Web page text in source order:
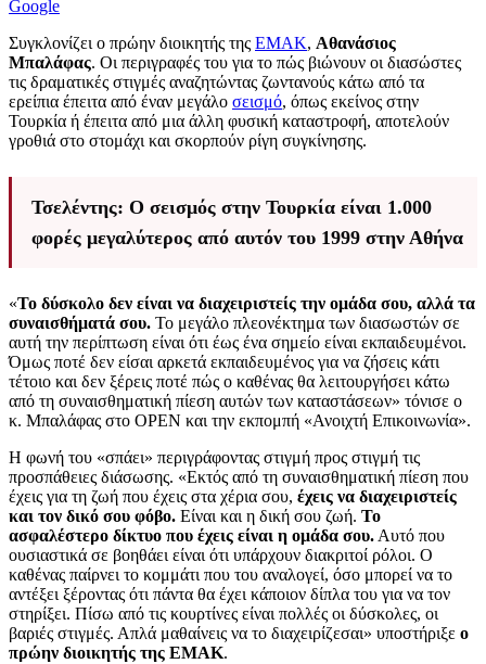
Google
Συγκλονίζει ο πρώην διοικητής της ΕΜΑΚ, Αθανάσιος
Μπαλάφας. Οι περιγραφές του για το πώς βιώνουν οι διασώστες
τις δραματικές στιγμές αναζητώντας ζωντανούς κάτω από τα
ερείπια έπειτα από έναν μεγάλο σεισμό, όπως εκείνος στην
Τουρκία ή έπειτα από μια άλλη φυσική καταστροφή, αποτελούν
γροθιά στο στομάχι και σκορπούν ρίγη συγκίνησης.
Τσελέντης: Ο σεισμός στην Τουρκία είναι 1.000
φορές μεγαλύτερος από αυτόν του 1999 στην Αθήνα
«Το δύσκολο δεν είναι να διαχειριστείς την ομάδα σου, αλλά τα
συναισθήματά σου. Το μεγάλο πλεονέκτημα των διασωστών σε
αυτή την περίπτωση είναι ότι έως ένα σημείο είναι εκπαιδευμένοι.
Όμως ποτέ δεν είσαι αρκετά εκπαιδευμένος για να ζήσεις κάτι
τέτοιο και δεν ξέρεις ποτέ πώς ο καθένας θα λειτουργήσει κάτω
από τη συναισθηματική πίεση αυτών των καταστάσεων» τόνισε ο
κ. Μπαλάφας στο OPEN και την εκπομπή «Ανοιχτή Επικοινωνία».
Η φωνή του «σπάει» περιγράφοντας στιγμή προς στιγμή τις
προσπάθειες διάσωσης. «Εκτός από τη συναισθηματική πίεση που
έχεις για τη ζωή που έχεις στα χέρια σου, έχεις να διαχειριστείς
και τον δικό σου φόβο. Είναι και η δική σου ζωή. Το
ασφαλέστερο δίκτυο που έχεις είναι η ομάδα σου. Αυτό που
ουσιαστικά σε βοηθάει είναι ότι υπάρχουν διακριτοί ρόλοι. Ο
καθένας παίρνει το κομμάτι που του αναλογεί, όσο μπορεί να το
αντέξει ξέροντας ότι πάντα θα έχει κάποιον δίπλα του για να τον
στηρίξει. Πίσω από τις κουρτίνες είναι πολλές οι δύσκολες, οι
βαριές στιγμές. Απλά μαθαίνεις να το διαχειρίζεσαι» υποστήριξε ο
πρώην διοικητής της ΕΜΑΚ.